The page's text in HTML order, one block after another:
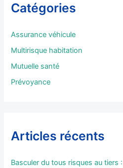
c
r
Catégories
Assurance véhicule
Multirisque habitation
Mutuelle santé
Prévoyance
Articles récents
Basculer du tous risques au tiers